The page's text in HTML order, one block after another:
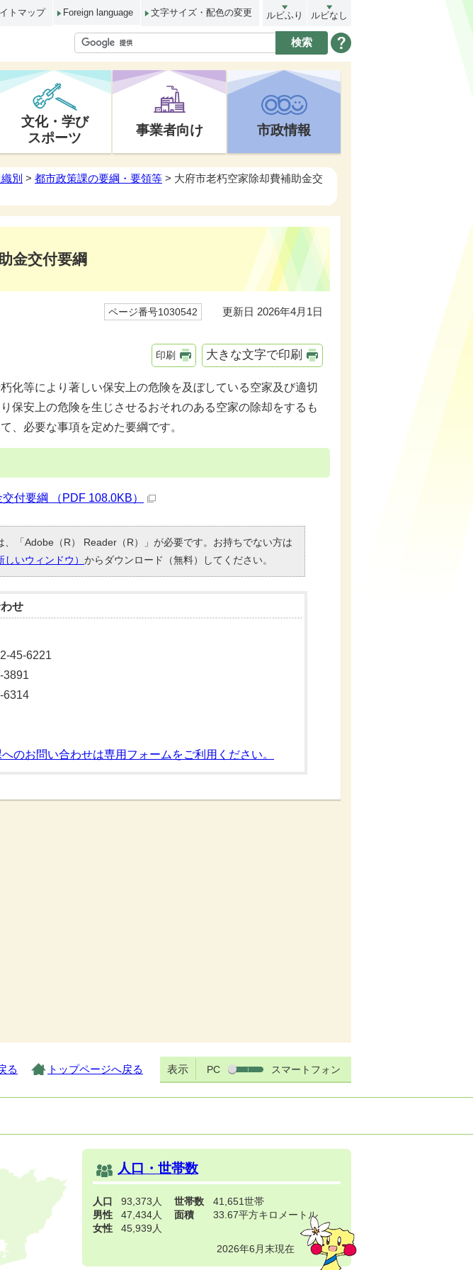
トマップ Foreign language 文字サイズ・配色の変更 ルビふり ルビなし
文化・学び
スポーツ
事業者向け 市政情報
別 > 都市政策課の要綱・要領等 > 大府市老朽空家除却費補助金交
金交付要綱
ページ番号1030542 更新日 2026年4月1日
印刷 大きな文字で印刷
化等により著しい保安上の危険を及ぼしている空家及び適切
保安上の危険を生じさせるおそれのある空家の除却をするも
、必要な事項を定めた要綱です。
付要綱 （PDF 108.0KB）
、「Adobe（R） Reader（R）」が必要です。お持ちでない方は
いウィンドウ） からダウンロード（無料）してください。
せ
45-6221
6314
のお問い合わせは専用フォームをご利用ください。
る トップページへ戻る 表示 PC スマートフォン
人口・世帯数
人口
93,373人
男性
47,434人
女性
45,939人
世帯数
41,651世帯
面積
33.67平方キロメートル
2026年6月末現在